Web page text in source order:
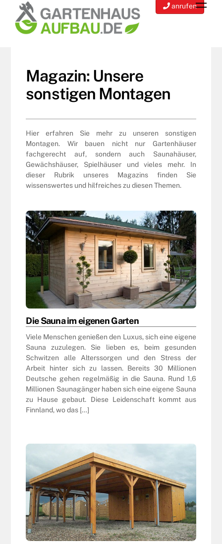
content
anrufen
Magazin: Unsere
sonstigen Montagen
Hier erfahren Sie mehr zu unseren sonstigen
Montagen. Wir bauen nicht nur Gartenhäuser
fachgerecht auf, sondern auch Saunahäuser,
Gewächshäuser, Spielhäuser und vieles mehr. In
dieser Rubrik unseres Magazins finden Sie
wissenswertes und hilfreiches zu diesen Themen.
Die Sauna im eigenen Garten
Viele Menschen genießen den Luxus, sich eine eigene
Sauna zuzulegen. Sie lieben es, beim gesunden
Schwitzen alle Alterssorgen und den Stress der
Arbeit hinter sich zu lassen. Bereits 30 Millionen
Deutsche gehen regelmäßig in die Sauna. Rund 1,6
Millionen Saunagänger haben sich eine eigene Sauna
zu Hause gebaut. Diese Leidenschaft kommt aus
Finnland, wo das […]